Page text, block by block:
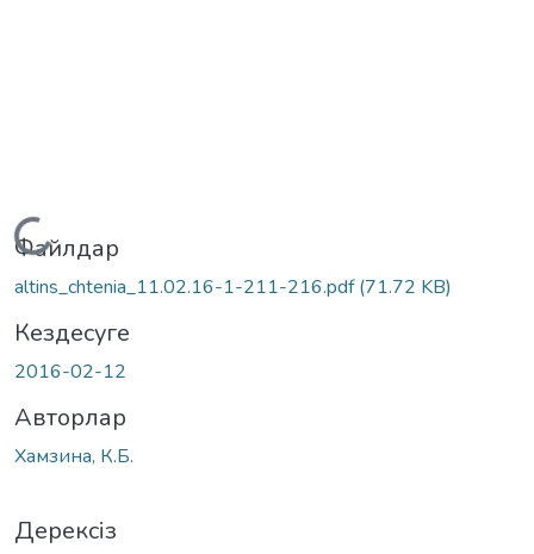
Жүктеу...
Файлдар
altins_chtenia_11.02.16-1-211-216.pdf(71.72 KB)
Кездесуге
2016-02-12
Авторлар
Хамзина, К.Б.
Дерексіз